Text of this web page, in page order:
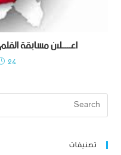
اعـــــلان مسابقة
24 مارس، 2022
تصنيفات